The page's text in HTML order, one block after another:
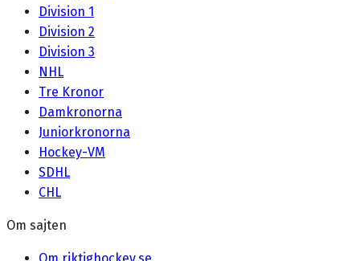
Division 1
Division 2
Division 3
NHL
Tre Kronor
Damkronorna
Juniorkronorna
Hockey-VM
SDHL
CHL
Om sajten
Om riktighockey.se